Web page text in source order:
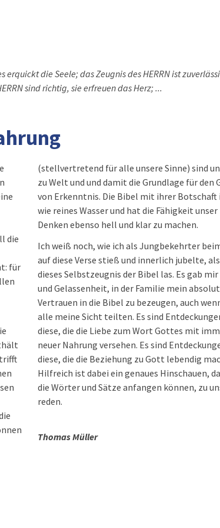
erquickt die Seele; das Zeugnis des HERRN ist
sind richtig, sie erfreuen das Herz; ...
die
für
(stellvertretend für alle unsere Sinne) sind
zu Welt und und damit die Grundlage für den
von Erkenntnis. Die Bibel mit ihrer
wie reines Wasser und hat die Fähigkeit unser
Denken ebenso hell und klar zu machen.
Ich weiß noch, wie ich als Jungbekehrter
auf diese Verse stieß und innerlich jubelte,
dieses Selbstzeugnis der Bibel las. Es gab mir
und Gelassenheit, in der Familie mein
Vertrauen in die Bibel zu bezeugen, auch
alle meine Sicht teilten. Es sind
diese, die die Liebe zum Wort Gottes mit
neuer Nahrung versehen. Es sind
diese, die die Beziehung zu Gott lebendig
Hilfreich ist dabei ein genaues Hinschauen,
die Wörter und Sätze anfangen können, zu
reden.
Thomas Müller